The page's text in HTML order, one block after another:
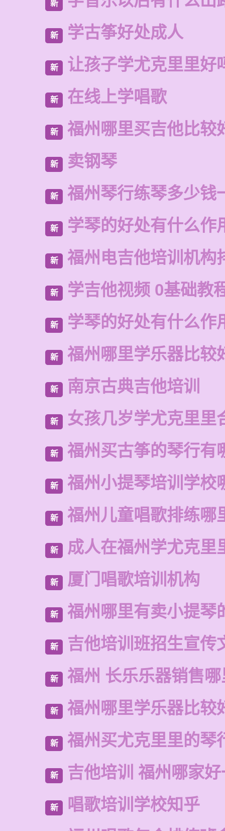
新
新 学古筝好处成人
新 让孩子学尤克里里好
新 在线上学唱歌
新 福州哪里买吉他比较
新 卖钢琴
新 福州琴行练琴多少钱
新 学琴的好处有什么作
新 福州电吉他培训机构
新 学吉他视频 0基础教
新 学琴的好处有什么作
新 福州哪里学乐器比较
新 南京古典吉他培训
新 女孩几岁学尤克里里
新 福州买古筝的琴行有
新 福州小提琴培训学校
新 福州儿童唱歌排练哪
新 成人在福州学尤克里
新 厦门唱歌培训机构
新 福州哪里有卖小提琴
新 吉他培训班招生宣传
新 福州 长乐乐器销售
新 福州哪里学乐器比较
新 福州买尤克里里的琴
新 吉他培训 福州哪家
新
唱歌培训学校知乎